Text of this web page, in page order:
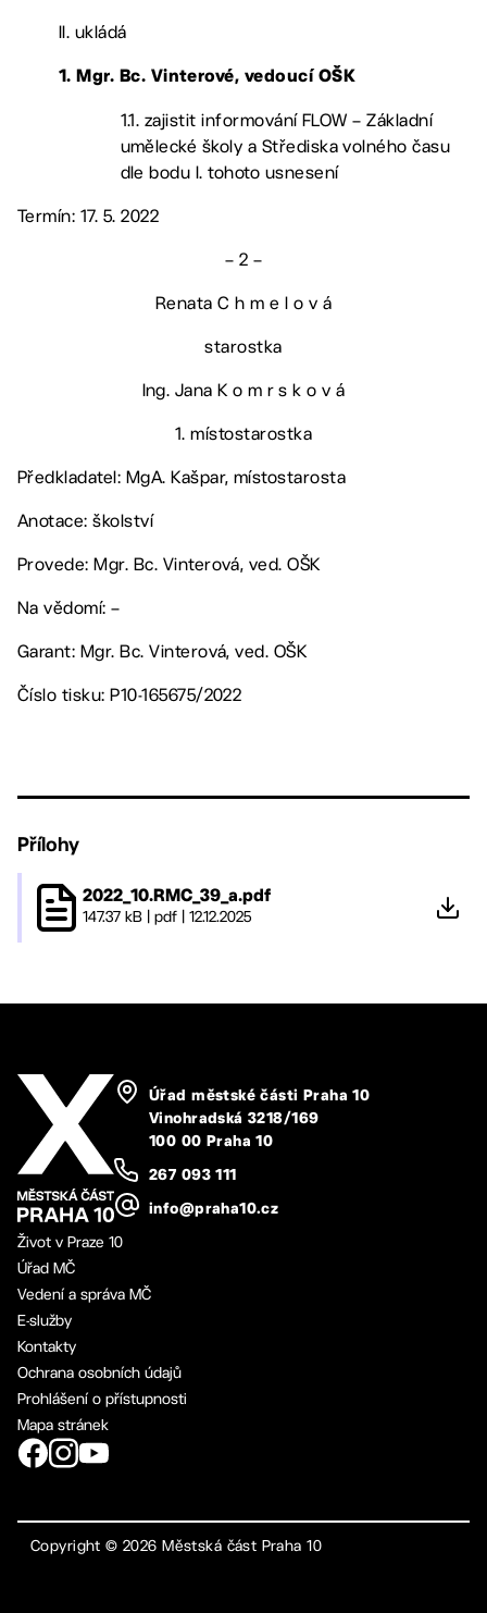
II. ukládá
1. Mgr. Bc. Vinterové, vedoucí OŠK
1.1. zajistit informování FLOW – Základní
umělecké školy a Střediska volného času
dle bodu I. tohoto usnesení
Termín: 17. 5. 2022
– 2 –
Renata C h m e l o v á
starostka
Ing. Jana K o m r s k o v á
1. místostarostka
Předkladatel: MgA. Kašpar, místostarosta
Anotace: školství
Provede: Mgr. Bc. Vinterová, ved. OŠK
Na vědomí: –
Garant: Mgr. Bc. Vinterová, ved. OŠK
Číslo tisku: P10-165675/2022
Přílohy
2022_10.RMC_39_a.pdf
147.37 kB pdf 12.12.2025
Úřad městské části Praha 10
Vinohradská 3218/169
100 00 Praha 10
267 093 111
info@praha10.cz
Život v Praze 10
Úřad MČ
Vedení a správa MČ
E-služby
Kontakty
Ochrana osobních údajů
Prohlášení o přístupnosti
Mapa stránek
Copyright ©2026 Městská část Praha 10